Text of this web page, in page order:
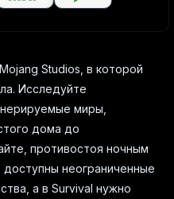
Studios, в которой
Исследуйте
миры,
дома до
противостоя ночным
неограниченные
а в Survival нужно